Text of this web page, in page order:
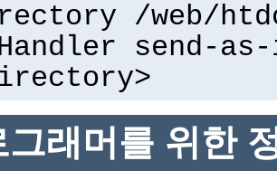
/web/
send-
그래머를 위한